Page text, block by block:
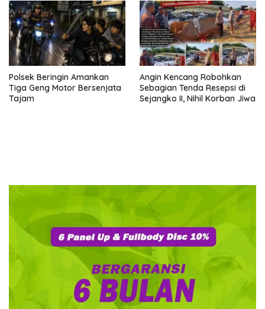
Polsek Beringin Amankan
Tiga Geng Motor Bersenjata
Tajam
Angin Kencang Robohkan
Sebagian Tenda Resepsi di
Sejangko II, Nihil Korban Jiwa